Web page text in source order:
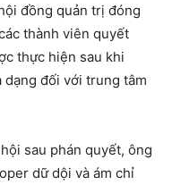
đồng quản trị đóng
thành viên quyết
thực hiện sau khi
dạng đối với trung tâm
sau phán quyết, ông
dữ dội và ám chỉ